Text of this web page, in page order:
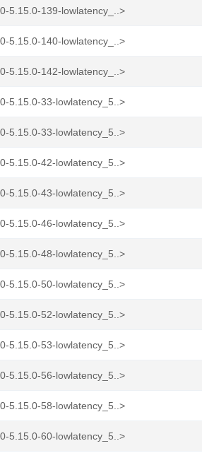
5.15.0-139-lowlatency_..>
5.15.0-140-lowlatency_..>
5.15.0-142-lowlatency_..>
5.15.0-33-lowlatency_5..>
5.15.0-33-lowlatency_5..>
5.15.0-42-lowlatency_5..>
5.15.0-43-lowlatency_5..>
5.15.0-46-lowlatency_5..>
5.15.0-48-lowlatency_5..>
5.15.0-50-lowlatency_5..>
5.15.0-52-lowlatency_5..>
5.15.0-53-lowlatency_5..>
5.15.0-56-lowlatency_5..>
5.15.0-58-lowlatency_5..>
5.15.0-60-lowlatency_5..>